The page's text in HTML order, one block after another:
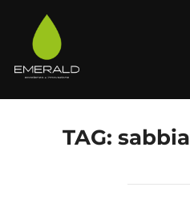
contenuto
TAG: